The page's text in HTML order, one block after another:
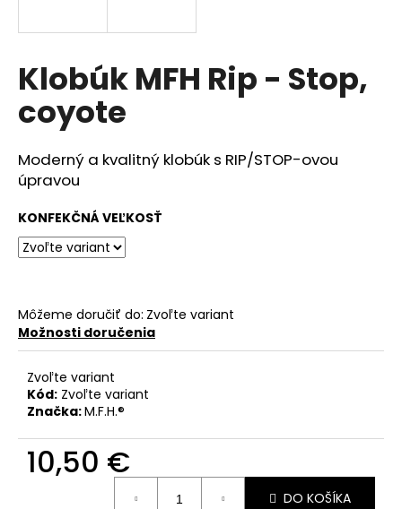
Klobúk MFH Rip - Stop,
coyote
Moderný a kvalitný klobúk s RIP/STOP-ovou
úpravou
KONFEKČNÁ VEĽKOSŤ
Môžeme doručiť do: Zvoľte variant
Možnosti doručenia
Zvoľte variant
Kód: Zvoľte variant
Značka:M.F.H.®
10,50 €
DO KOŠÍKA
s
ť
?
d
p
o
ú
č
a
m